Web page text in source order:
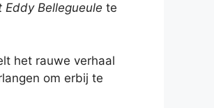
Eddy Bellegueule te
het rauwe verhaal
om erbij te